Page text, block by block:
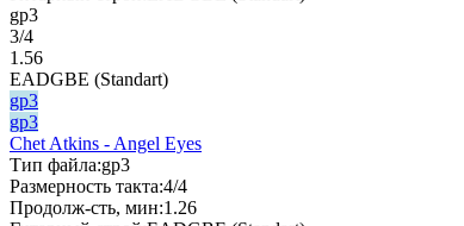
gp3
3/4
1.56
EADGBE (Standart)
gp3
gp3
Chet Atkins - Angel Eyes
Тип файла:gp3
Размерность такта:4/4
Продолж-сть, мин:1.26